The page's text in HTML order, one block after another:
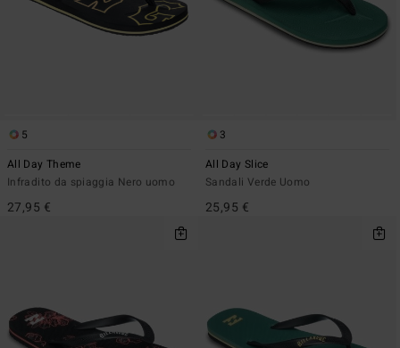
5
All Day Theme
Infradito da spiaggia Nero uomo
27,95 €
3
All Day Slice
Sandali Verde Uomo
25,95 €